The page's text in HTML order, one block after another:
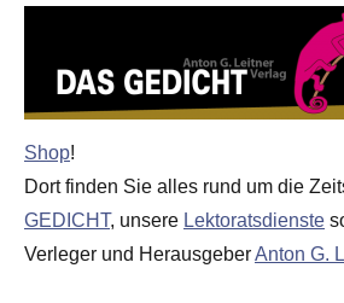
Shop!
Dort finden Sie alles rund um die
GEDICHT, unsere Lektoratsdienste
Verleger und HerausgeberAnton G.